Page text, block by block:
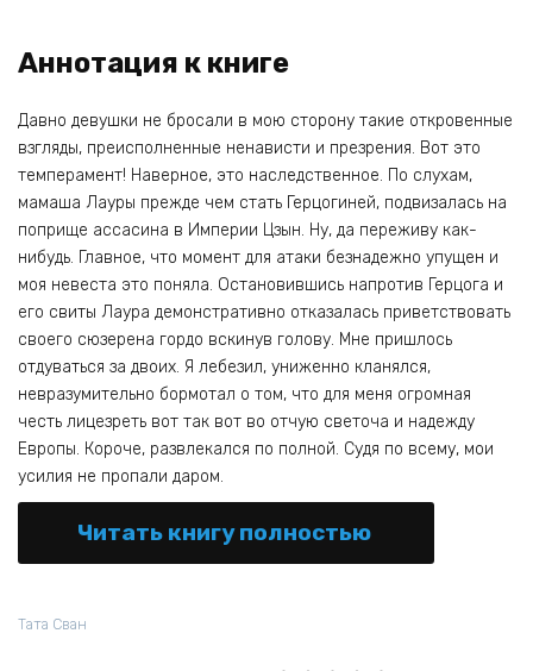
Аннотация к книге
Давно девушки не бросали в мою сторону такие откровенные
взгляды, преисполненные ненависти и презрения. Вот это
темперамент! Наверное, это наследственное. По слухам,
мамаша Лауры прежде чем стать Герцогиней, подвизалась на
поприще ассасина в Империи Цзын. Ну, да переживу как-
нибудь. Главное, что момент для атаки безнадежно упущен и
моя невеста это поняла. Остановившись напротив Герцога и
его свиты Лаура демонстративно отказалась приветствовать
своего сюзерена гордо вскинув голову. Мне пришлось
отдуваться за двоих. Я лебезил, униженно кланялся,
невразумительно бормотал о том, что для меня огромная
честь лицезреть вот так вот во отчую светоча и надежду
Европы. Короче, развлекался по полной. Судя по всему, мои
усилия не пропали даром.
Читать книгу полностью
Тата Сван